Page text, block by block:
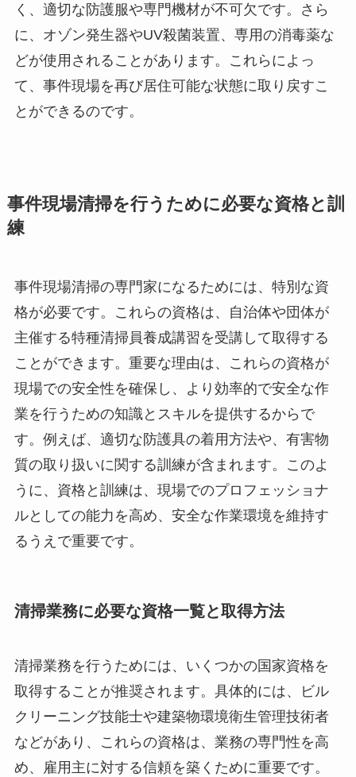
く、適切な防護服や専門機材が不可欠です。さら
に、オゾン発生器やUV殺菌装置、専用の消毒薬な
どが使用されることがあります。これらによっ
て、事件現場を再び居住可能な状態に取り戻すこ
とができるのです。
事件現場清掃を行うために必要な資格と訓
練
事件現場清掃の専門家になるためには、特別な資
格が必要です。これらの資格は、自治体や団体が
主催する特種清掃員養成講習を受講して取得する
ことができます。重要な理由は、これらの資格が
現場での安全性を確保し、より効率的で安全な作
業を行うための知識とスキルを提供するからで
す。例えば、適切な防護具の着用方法や、有害物
質の取り扱いに関する訓練が含まれます。このよ
うに、資格と訓練は、現場でのプロフェッショナ
ルとしての能力を高め、安全な作業環境を維持す
るうえで重要です。
清掃業務に必要な資格一覧と取得方法
清掃業務を行うためには、いくつかの国家資格を
取得することが推奨されます。具体的には、ビル
クリーニング技能士や建築物環境衛生管理技術者
などがあり、これらの資格は、業務の専門性を高
め、雇用主に対する信頼を築くために重要です。